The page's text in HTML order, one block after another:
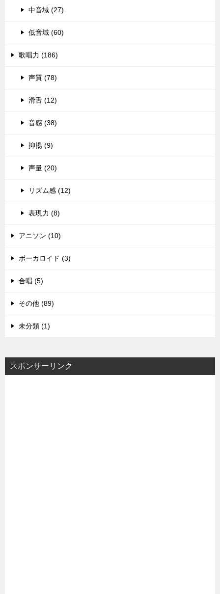
中音域 (27)
低音域 (60)
歌唱力 (186)
声質 (78)
滑舌 (12)
音感 (38)
抑揚 (9)
声量 (20)
リズム感 (12)
表現力 (8)
アニソン (10)
ボーカロイド (3)
合唱 (5)
その他 (89)
未分類 (1)
スポンサーリンク